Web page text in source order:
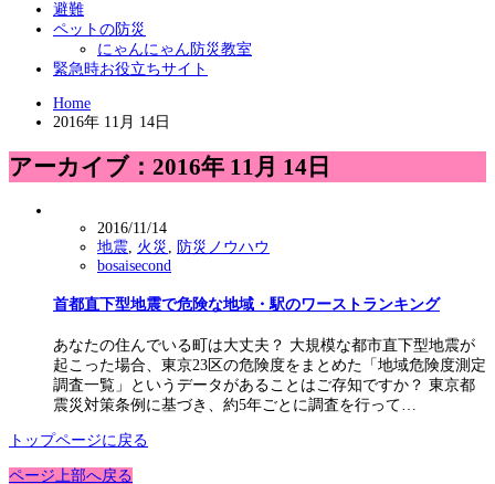
避難
ペットの防災
にゃんにゃん防災教室
緊急時お役立ちサイト
Home
2016年 11月 14日
アーカイブ：2016年 11月 14日
2016/11/14
地震 火災
防災ノウハウ
bosaisecond
首都直下型地震で危険な地域・駅のワーストランキング
あなたの住んでいる町は大丈夫？ 大規模な都市直下型地震が
起こった場合、東京23区の危険度をまとめた「地域危険度測定
調査一覧」というデータがあることはご存知ですか？ 東京都
震災対策条例に基づき、約5年ごとに調査を行って…
トップページに戻る
ページ上部へ戻る